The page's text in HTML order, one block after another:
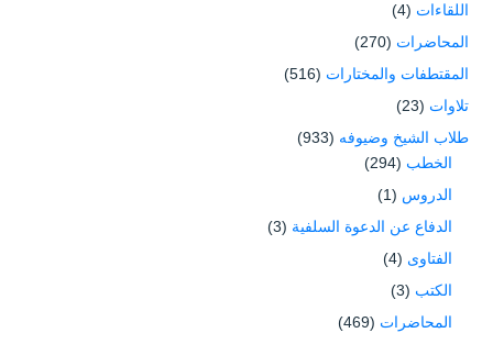
اللقاءات (4)
المحاضرات (270)
المقتطفات والمختارات (516)
تلاوات (23)
طلاب الشيخ وضيوفه (933)
الخطب (294)
الدروس (1)
الدفاع عن الدعوة السلفية (3)
الفتاوى (4)
الكتب (3)
المحاضرات (469)